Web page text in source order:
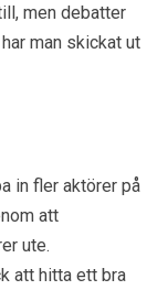
men debatter
man skickat ut
in fler aktörer på
att
ute.
att hitta ett bra